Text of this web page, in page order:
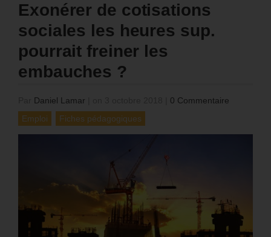
Exonérer de cotisations
sociales les heures sup.
pourrait freiner les
embauches ?
Daniel Lamar
0 Commentaire
Emploi
Fiches pédagogiques